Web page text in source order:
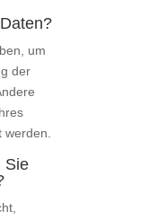
um
der
Sie